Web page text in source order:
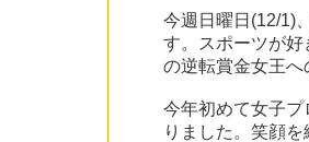
今週日曜日(12/1)
す。スポーツが
の逆転賞金女王へ
今年初めて女子
りました。笑顔